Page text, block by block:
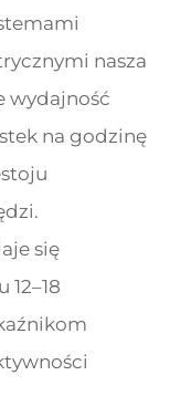
nasza
wydajność
na godzinę
się